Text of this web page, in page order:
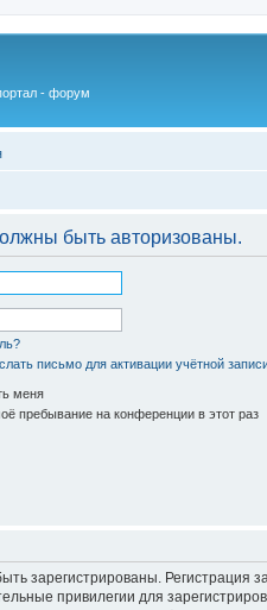
- форум
быть авторизованы.
письмо для активации учётной
меня
пребывание на конференции в этот раз
зарегистрированы. Регистрация
привилегии для